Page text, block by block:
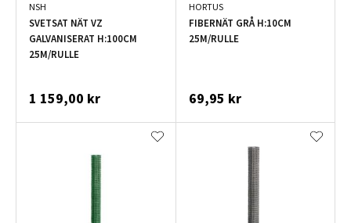
NSH
SVETSAT NÄT VZ
GALVANISERAT H:100CM
25M/RULLE
1 159,00 kr
HORTUS
FIBERNÄT GRÅ H:10CM
25M/RULLE
69,95 kr